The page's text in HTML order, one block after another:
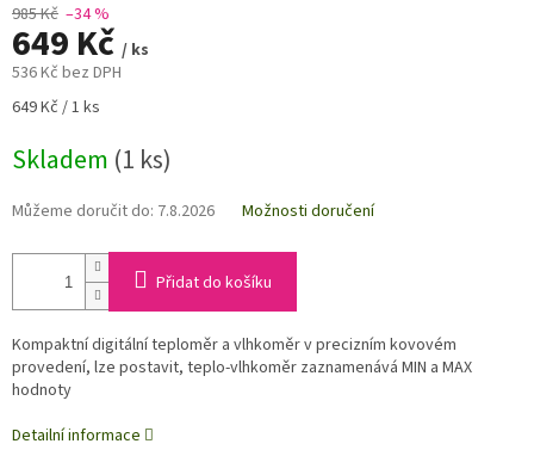
985 Kč –34 %
649 Kč / ks
536 Kč bez DPH
Měrná
649 Kč / 1 ks
Skladem (1 ks)
Můžeme doručit do: 7.8.2026 Možnosti doručení
Přidat do košíku
Kompaktní digitální teploměr a vlhkoměr v precizním kovovém
provedení, lze postavit, teplo-vlhkoměr zaznamenává MIN a MAX
hodnoty
Detailní informace